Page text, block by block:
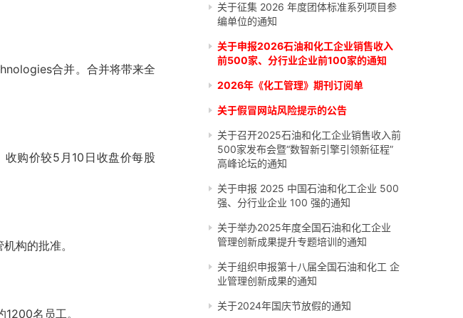
合并。合并将带来全
购价较5月10日收盘价每股
构的批准。
名员工。
关于征集 2026 年度团体标准系列项目参
编单位的通知
关于申报2026石油和化工企业销售收入
前500家、分行业企业前100家的通知
2026年《化工管理》期刊订阅单
关于假冒网站风险提示的公告
关于召开2025石油和化工企业销售收入前
500家发布会暨“数智新引擎引领新征程”
高峰论坛的通知
关于申报 2025 中国石油和化工企业 500
强、分行业企业 100 强的通知
关于举办2025年度全国石油和化工企业
管理创新成果提升专题培训的通知
关于组织申报第十八届全国石油和化工 企
业管理创新成果的通知
关于2024年国庆节放假的通知